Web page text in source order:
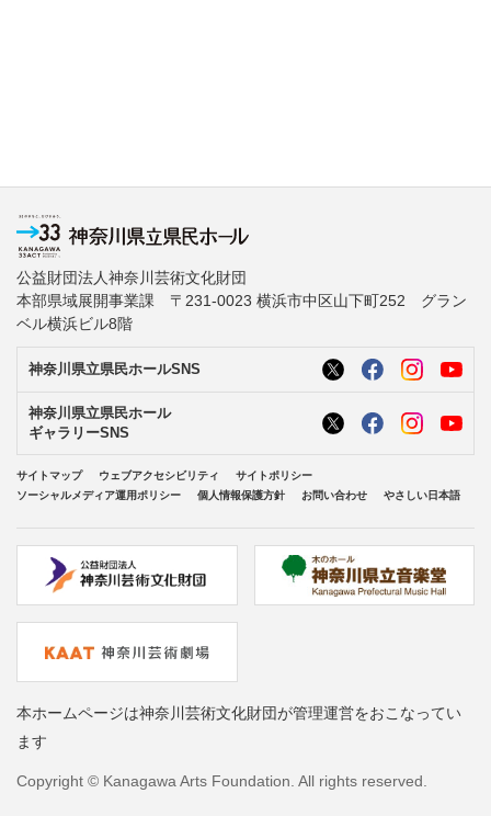
公益財団法人神奈川芸術文化財団
本部県域展開事業課 〒231-0023 横浜市中区山下町252 グラン
ベル横浜ビル8階
神奈川県立県民ホールSNS
神奈川県立県民ホール
ギャラリーSNS
サイトマップ ウェブアクセシビリティ
サイトポリシー
ソーシャルメディア運用ポリシー
個人情報保護方針 お問い合わせ やさしい日本語
本ホームページは神奈川芸術文化財団が管理運営をおこなってい
ます
Copyright © Kanagawa Arts Foundation. All rights reserved.